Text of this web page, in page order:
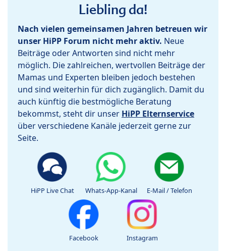
Liebling da!
Nach vielen gemeinsamen Jahren betreuen wir
unser HiPP Forum nicht mehr aktiv. Neue
Beiträge oder Antworten sind nicht mehr
möglich. Die zahlreichen, wertvollen Beiträge der
Mamas und Experten bleiben jedoch bestehen
und sind weiterhin für dich zugänglich. Damit du
auch künftig die bestmögliche Beratung
bekommst, steht dir unser HiPP Elternservice
über verschiedene Kanäle jederzeit gerne zur
Seite.
HiPP Live Chat Whats-App-Kanal E-Mail / Telefon
Facebook Instagram